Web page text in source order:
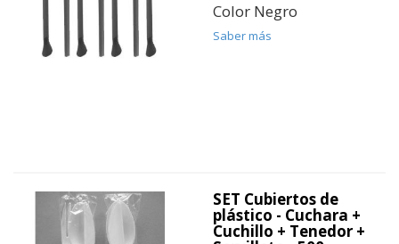
Color Negro
Saber más
SET Cubiertos de
plástico - Cuchara +
Cuchillo + Tenedor +